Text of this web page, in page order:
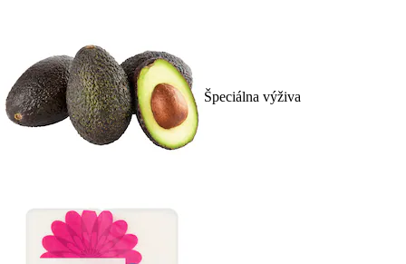
Špeciálna výživa